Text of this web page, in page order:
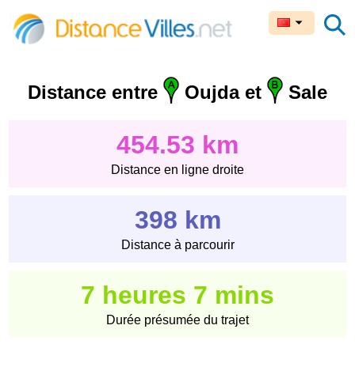
Distance entre Oujda et Sale
454.53 km
Distance en ligne droite
398 km
Distance à parcourir
7 heures 7 mins
Durée présumée du trajet